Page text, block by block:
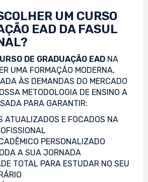
UM CURSO
EAD DA FASUL
DE GRADUAÇÃO EAD NA
UMA FORMAÇÃO MODERNA,
ÀS DEMANDAS DO MERCADO
METODOLOGIA DE ENSINO A
PARA GARANTIR:
ATUALIZADOS E FOCADOS NA
PERSONALIZADO
A SUA JORNADA
TOTAL PARA ESTUDAR NO SEU